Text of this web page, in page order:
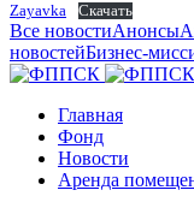
Zayavka Скачать
Все новостиАнонсы
новостейБизнес-
Главная
Фонд
Новости
Аренда